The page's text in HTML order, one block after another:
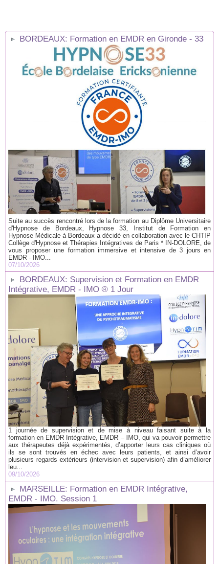
BORDEAUX: Formation en EMDR en Gironde - 33
Suite au succès rencontré lors de la formation au Diplôme Universitaire
d'Hypnose de Bordeaux, Hypnose 33, Institut de Formation en
Hypnose Médicale à Bordeaux a décidé en collaboration avec le CHTIP
Collège d'Hypnose et Thérapies Intégratives de Paris * IN-DOLORE, de
vous proposer une formation immersive et intensive de 3 jours en
EMDR - IMO...
07/10/2026
BORDEAUX: Supervision et Formation en EMDR
Intégrative, EMDR - IMO ® 1 Jour
1 journée de supervision et de mise à niveau faisant suite à la
formation en EMDR Intégrative, EMDR – IMO, qui va pouvoir permettre
aux thérapeutes déjà expérimentés, d’apporter leurs cas cliniques où
ils se sont trouvés en échec avec leurs patients, et ainsi d’avoir
plusieurs regards extérieurs (intervision et supervision) afin d’améliorer
leu...
09/10/2026
MARSEILLE: Formation en EMDR Intégrative,
EMDR - IMO. Session 1